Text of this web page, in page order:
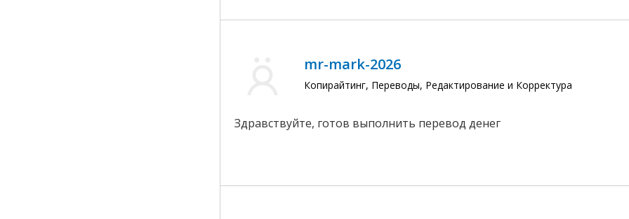
mr-mark-2026
Копирайтинг, Переводы, Редактирование и Корректура
Здравствуйте, готов выполнить перевод денег